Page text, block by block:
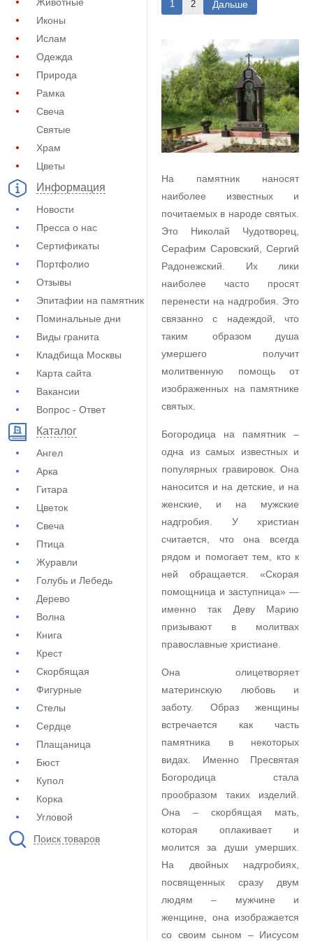
Иконы
Ислам
Одежда
Природа
Рамка
Свеча
Святые
Храм
Цветы
Информация
Новости
Пресса о нас
Сертификаты
Портфолио
Отзывы
Эпитафии на памятник
Поминальные дни
Виды гранита
Кладбища Москвы
Карта сайта
Вакансии
Вопрос - Ответ
Каталог
Ангел
Арка
Гитара
Цветок
Свеча
Птица
Журавли
Голубь и Лебедь
Дерево
Волна
Книга
Крест
Скорбящая
Фигурные
Стелы
Сердце
Плащаница
Бюст
Купол
Корка
Угловой
Поиск товаров
1 2 Дальше
На памятник наносят
наиболее известных и
почитаемых в народе святых.
Это Николай Чудотворец,
Серафим Саровский, Сергий
Радонежский. Их лики
наиболее часто просят
перенести на надгробия. Это
связанно с надеждой, что
таким образом душа
умершего получит
молитвенную помощь от
изображенных на памятнике
святых.
Богородица на памятник –
одна из самых известных и
популярных гравировок. Она
наносится и на детские, и на
женские, и на мужские
надгробия. У христиан
считается, что она всегда
рядом и помогает тем, кто к
ней обращается. «Скорая
помощница и заступница» —
именно так Деву Марию
призывают в молитвах
православные христиане.
Она олицетворяет
материнскую любовь и
заботу. Образ женщины
встречается как часть
памятника в некоторых
видах. Именно Пресвятая
Богородица стала
прообразом таких изделий.
Она – скорбящая мать,
которая оплакивает и
молится за души умерших.
На двойных надгробиях,
посвященных сразу двум
людям – мужчине и
женщине, она изображается
со своим сыном – Иисусом